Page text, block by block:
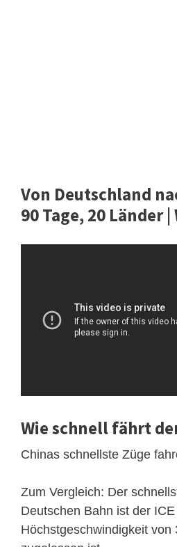
Von Deutschland
90 Tage, 20 Länder |
Wie schnell fährt
Chinas schnellste Züge
Zum Vergleich: Der
Deutschen Bahn ist der
Höchstgeschwindigkeit von